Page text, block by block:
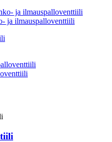
ja ilmauspalloventtiili